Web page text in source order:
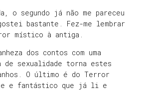
o segundo já não me pareceu
bastante. Fez-me lembrar
místico à antiga.
dos contos com uma
de sexualidade torna estes
O último é do Terror
e fantástico que já li e